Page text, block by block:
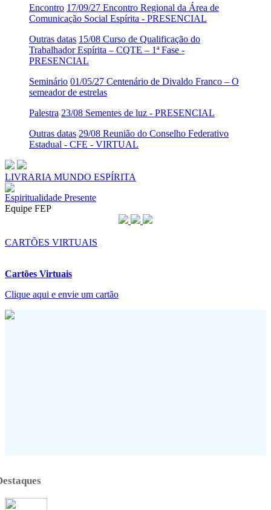
Encontro 17/09/27 Encontro Regional da Área de
Comunicação Social Espírita - PRESENCIAL
Outras datas 15/08 Curso de Qualificação do
Trabalhador Espírita – CQTE – 1ª Fase -
PRESENCIAL
Seminário 01/05/27 Centenário de Divaldo Franco – O
semeador de estrelas
Palestra 23/08 Sementes de luz - PRESENCIAL
Outras datas 29/08 Reunião do Conselho Federativo
Estadual - CFE - VIRTUAL
LIVRARIA MUNDO ESPÍRITA
Espiritualidade Presente
Equipe FEP
CARTÕES VIRTUAIS
Cartões Virtuais
Clique aqui e envie um cartão